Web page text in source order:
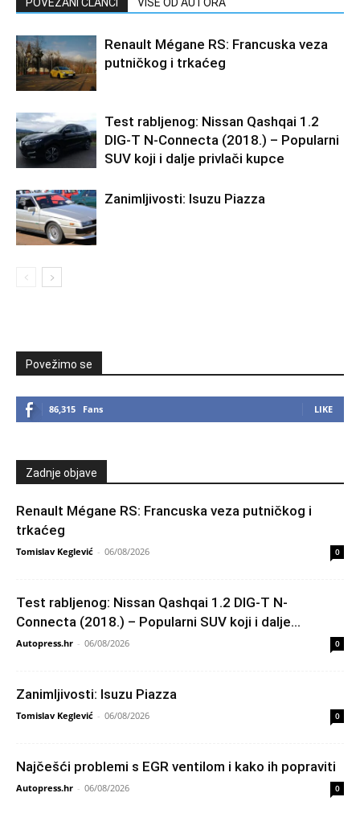
Renault Mégane RS: Francuska veza
putničkog i trkaćeg
Test rabljenog: Nissan Qashqai 1.2
DIG-T N-Connecta (2018.) – Popularni
SUV koji i dalje privlači kupce
Zanimljivosti: Isuzu Piazza
Povežimo se
86,315 Fans LIKE
Zadnje objave
Renault Mégane RS: Francuska veza putničkog i
trkaćeg
Tomislav Keglević - 06/08/2026 0
Test rabljenog: Nissan Qashqai 1.2 DIG-T N-
Connecta (2018.) – Popularni SUV koji i dalje...
Autopress.hr - 06/08/2026 0
Zanimljivosti: Isuzu Piazza
Tomislav Keglević - 06/08/2026 0
Najčešći problemi s EGR ventilom i kako ih popraviti
Autopress.hr - 06/08/2026 0